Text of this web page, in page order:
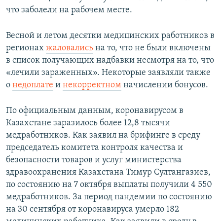
что заболели на рабочем месте.
Весной и летом десятки медицинских работников в
регионах жаловались на то, что не были включены
в список получающих надбавки несмотря на то, что
«лечили зараженных». Некоторые заявляли также
о недоплате и некорректном начислении бонусов.
По официальным данным, коронавирусом в
Казахстане заразилось более 12,8 тысячи
медработников. Как заявил на брифинге в среду
председатель комитета контроля качества и
безопасности товаров и услуг министерства
здравоохранения Казахстана Тимур Султангазиев,
по состоянию на 7 октября выплаты получили 4 550
медработников. За период пандемии по состоянию
на 30 сентября от коронавируса умерло 182